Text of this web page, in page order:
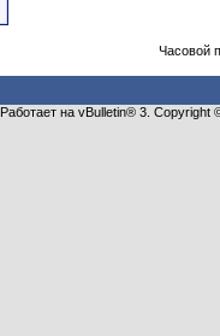
Часовой
Работает на vBulletin® 3.